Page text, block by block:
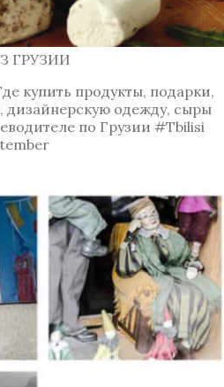
ГРУЗИИ
купить продукты, подарки,
одежду, сыры
по Грузии #Tbilisi